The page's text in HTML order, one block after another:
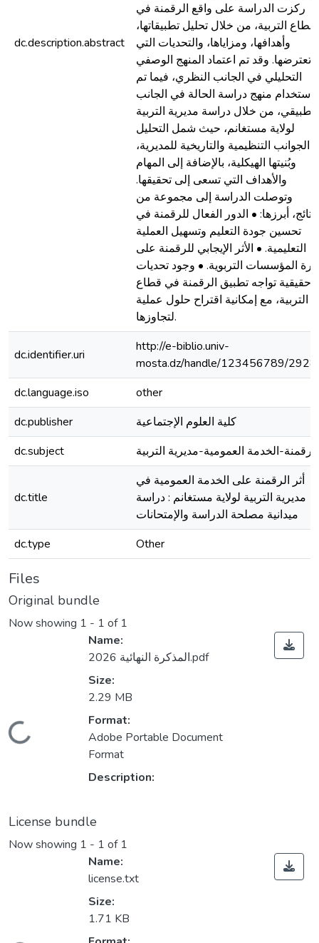
dc.description.abstract
ركزت الدراسة على واقع الرقمنة في
قطاع التربية، من خلال تحليل تطبيقاتها،
وأهدافها، ومزاياها، والتحديات التي
تعترضها. وقد تم اعتماد المنهج الوصفي
التحليلي في الجانب النظري، فيما تم
استخدام منهج دراسة الحالة في الجانب
من خلال دراسة مديرية التربية
لولاية مستغانم، حيث شمل التحليل
الجوانب التنظيمية والتاريخية للمديرية،
وبُنيتها الهيكلية، بالإضافة إلى المهام
والأهداف التي تسعى إلى تحقيقها.
وتوصلت الدراسة إلى مجموعة من
أبرزها: • الدور الفعال للرقمنة في
تحسين جودة التعليم وتسهيل العملية
التعليمية. • الأثر الإيجابي للرقمنة على
المؤسسات التربوية. • وجود تحديات
حقيقية تواجه تطبيق الرقمنة في قطاع
التربية، مع إمكانية اقتراح حلول عملية
لتجاوزها.
dc.identifier.uri
http://e-biblio.univ-
mosta.dz/handle/123456789/
dc.language.iso
other
dc.publisher
كلية العلوم الإجتماعية
dc.subject
الرقمنة-الخدمة العمومية-مديرية التربية
dc.title
أثر الرقمنة على الخدمة العمومية في
مديرية التربية لولاية مستغانم : دراسة
ميدانية مصلحة الدراسة والإمتحانات
dc.type
Other
Files
Original bundle
Now showing 1 - 1 of 1
Loading...
Name:
المذكرة النهائية 2026.pdf
Size:
2.29 MB
Format:
Adobe Portable Document
Format
Description:
License bundle
Now showing 1 - 1 of 1
Name:
license.txt
Size:
1.71 KB